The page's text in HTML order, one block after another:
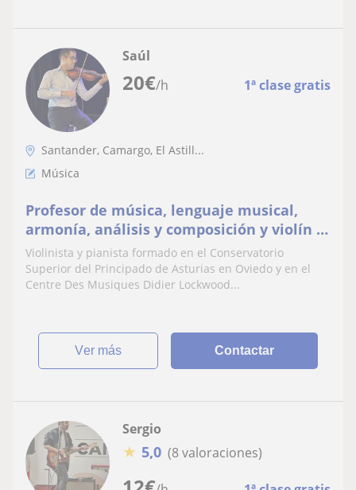
20€/h 1ª clase gratis
Saúl
Santander, Camargo, El Astill...
Música
Profesor de música, lenguaje musical,
armonía, análisis y composición y violín y
piano
Violinista y pianista formado en el Conservatorio
Superior del Principado de Asturias en Oviedo y en el
Centre Des Musiques Didier Lockwood...
ver más Contactar
Sergio
★ 5,0 (8 valoraciones)